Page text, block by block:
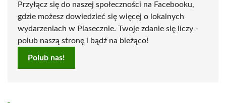
Przyłącz się do naszej społeczności na Facebooku,
gdzie możesz dowiedzieć się więcej o lokalnych
wydarzeniach w Piasecznie. Twoje zdanie się liczy -
polub naszą stronę i bądź na bieżąco!
Polub nas!